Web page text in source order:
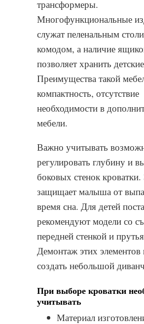
трансформеры.
Многофункциональные
служат пеленальным
комодом, а наличие
позволяет хранить
Преимущества такой
компактность, отсутствие
необходимости в
мебели.
Важно учитывать
регулировать глубину и
боковых стенок
защищает малыша от
время сна. Для детей
рекомендуют модели со
передней стенкой и
Демонтаж этих элементов
создать небольшой
При выборе кроватки
учитывать
Материал